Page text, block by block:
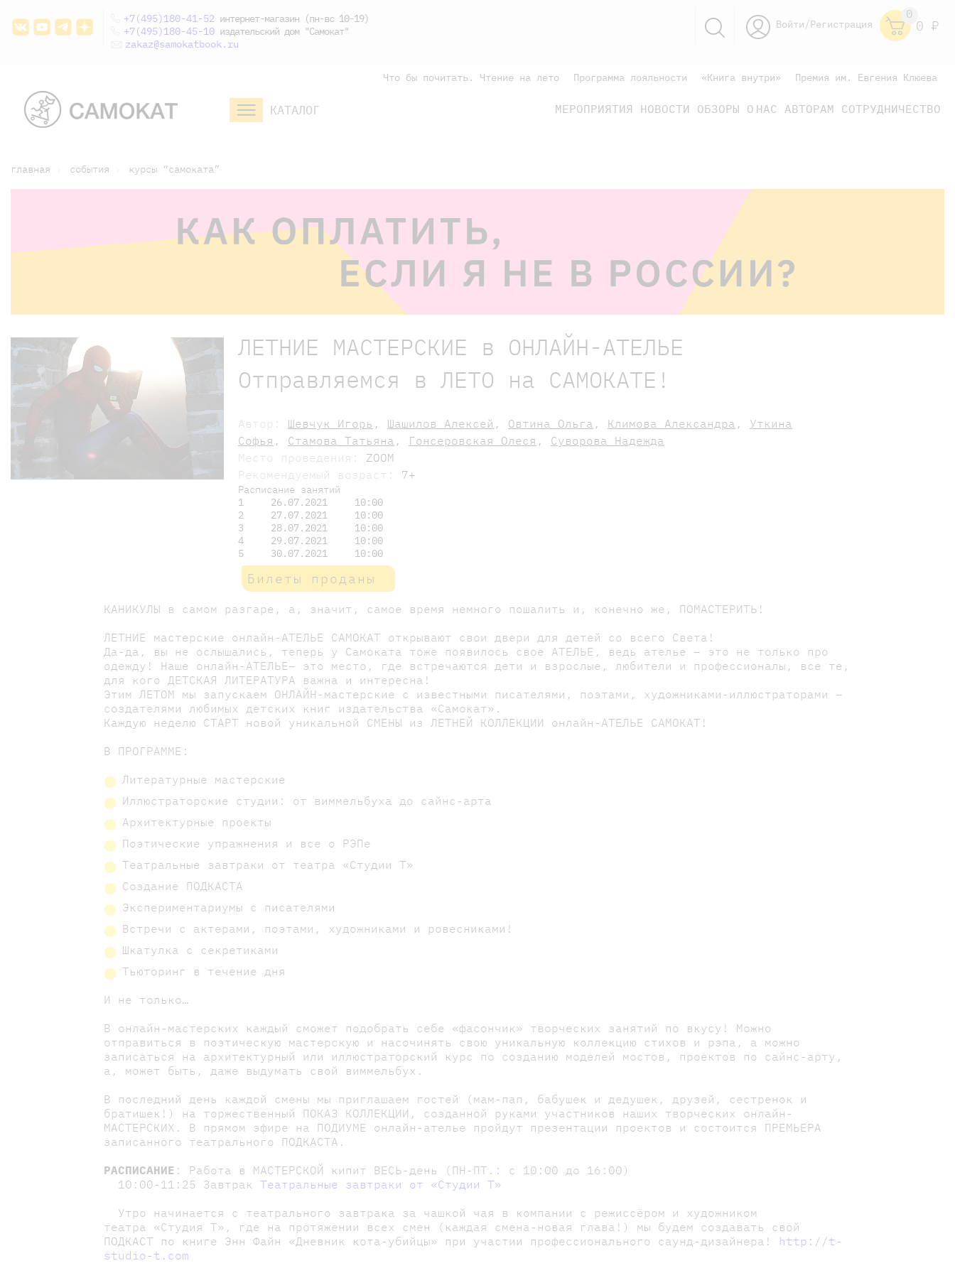
+7(495)180-41-52 интернет-магазин (пн-вс 10-19)
+7(495)180-45-10 издательский дом "Самокат"
zakaz@samokatbook.ru
Войти/Регистрация
0
0 Р
Что бы почитать. Чтение на лето Программа лояльности «Книга внутри» Премия им. Евгения Клюева
КАТАЛОГ МЕРОПРИЯТИЯ НОВОСТИ ОБЗОРЫ О НАС АВТОРАМ СОТРУДНИЧЕСТВО
дошкольникам
главная события курсы “самоката”
ЛЕТНИЕ МАСТЕРСКИЕ в ОНЛАЙН-АТЕЛЬЕ
Отправляемся в ЛЕТО на САМОКАТЕ!
Автор: Шевчук Игорь , Шашилов Алексей , Овтина Ольга , Климова Александра , Уткина
Софья , Стамова Татьяна , Гонсеровская Олеся , Суворова Надежда
Место проведения: ZOOM
Рекомендуемый возраст: 7+
Расписание занятий
1
26.07.2021
10:00
2
27.07.2021
10:00
3
28.07.2021
10:00
4
29.07.2021
10:00
5
30.07.2021 10:00
Билеты проданы
КАНИКУЛЫ в самом разгаре, а, значит, самое время немного пошалить и, конечно же, ПОМАСТЕРИТЬ!
ЛЕТНИЕ мастерские онлайн-АТЕЛЬЕ САМОКАТ открывают свои двери для детей со всего Света!
Да-да, вы не ослышались, теперь у Самоката тоже появилось свое АТЕЛЬЕ, ведь ателье – это не только про
одежду! Наше онлайн-АТЕЛЬЕ– это место, где встречаются дети и взрослые, любители и профессионалы, все те,
для кого ДЕТСКАЯ ЛИТЕРАТУРА важна и интересна!
Этим ЛЕТОМ мы запускаем ОНЛАЙН-мастерские с известными писателями, поэтами, художниками-иллюстраторами –
создателями любимых детских книг издательства «Самокат».
Каждую неделю СТАРТ новой уникальной СМЕНЫ из ЛЕТНЕЙ КОЛЛЕКЦИИ онлайн-АТЕЛЬЕ САМОКАТ!
В ПРОГРАММЕ:
Литературные мастерские
Иллюстраторские студии: от виммельбуха до сайнс-арта
Архитектурные проекты
Поэтические упражнения и все о РЭПе
Театральные завтраки от театра «Студии Т»
Создание ПОДКАСТА
Экспериментариумы с писателями
Встречи с актерами, поэтами, художниками и ровесниками!
Шкатулка с секретиками
Тьюторинг в течение дня
И не только…
В онлайн-мастерских каждый сможет подобрать себе «фасончик» творческих занятий по вкусу! Можно
отправиться в поэтическую мастерскую и насочинять свою уникальную коллекцию стихов и рэпа, а можно
записаться на архитектурный или иллюстраторский курс по созданию моделей мостов, проектов по сайнс-арту,
а, может быть, даже выдумать свой виммельбух.
В последний день каждой смены мы приглашаем гостей (мам-пап, бабушек и дедушек, друзей, сестренок и
братишек!) на торжественный ПОКАЗ КОЛЛЕКЦИИ, созданной руками участников наших творческих онлайн-
МАСТЕРСКИХ. В прямом эфире на ПОДИУМЕ онлайн-ателье пройдут презентации проектов и состоится ПРЕМЬЕРА
записанного театрального ПОДКАСТА.
РАСПИСАНИЕ : Работа в МАСТЕРСКОЙ кипит ВЕСЬ-день (ПН-ПТ.: с 10:00 до 16:00)
10:00-11:25 ЗавтракТеатральные завтраки от «Студии Т»
Утро начинается с театрального завтрака за чашкой чая в компании с режиссёром и художником
театра «Студия Т», где на протяжении всех смен (каждая смена-новая глава!) мы будем создавать свой
ПОДКАСТ по книге Энн Файн «Дневник кота-убийцы» при участии профессионального саунд-дизайнера! http://t-
studio-t.com